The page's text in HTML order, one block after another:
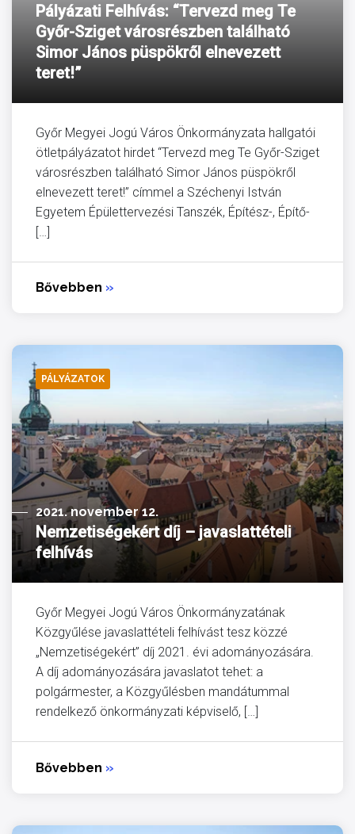
Pályázati Felhívás: “Tervezd meg Te
Győr-Sziget városrészben található
Simor János püspökről elnevezett
teret!”
Győr Megyei Jogú Város Önkormányzata hallgatói
ötletpályázatot hirdet “Tervezd meg Te Győr-Sziget
városrészben található Simor János püspökről
elnevezett teret!” címmel a Széchenyi István
Egyetem Épülettervezési Tanszék, Építész-, Építő-
[…]
Bővebben »
PÁLYÁZATOK
2021. november 12.
Nemzetiségekért díj – javaslattételi
felhívás
Győr Megyei Jogú Város Önkormányzatának
Közgyűlése javaslattételi felhívást tesz közzé
„Nemzetiségekért” díj 2021. évi adományozására.
A díj adományozására javaslatot tehet: a
polgármester, a Közgyűlésben mandátummal
rendelkező önkormányzati képviselő, […]
Bővebben »